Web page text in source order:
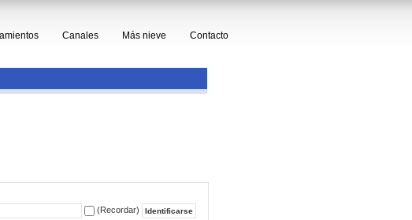
Canales Más nieve Contacto
(Recordar)